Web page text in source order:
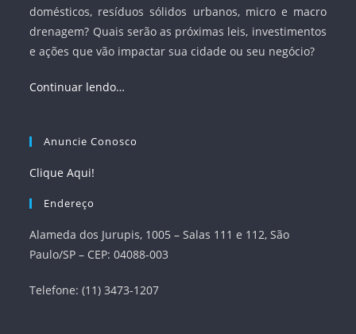
domésticos, resíduos sólidos urbanos, micro e macro
drenagem? Quais serão as próximas leis, investimentos
e ações que vão impactar sua cidade ou seu negócio?
Continuar lendo…
Anuncie Conosco
Clique Aqui!
Endereço
Alameda dos Jurupis, 1005 – Salas 111 e 112, São
Paulo/SP – CEP: 04088-003
Telefone: (11) 3473-1207